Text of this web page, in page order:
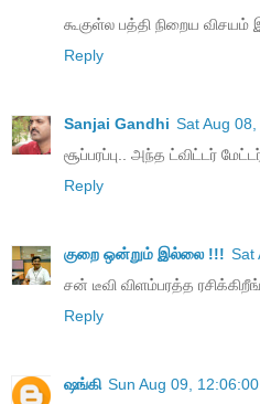
கூகுள்ல பத்தி நிறைய விசயம்
Reply
Sanjai Gandhi Sat Aug
சூப்பரப்பு.. அந்த ட்விட்டர் மேட்டர்
Reply
குறை ஒன்றும் இல்லை !!! Sat
சன் டீவி விளம்பரத்த
Reply
ஷங்கி Sun Aug 09, 12:06:00